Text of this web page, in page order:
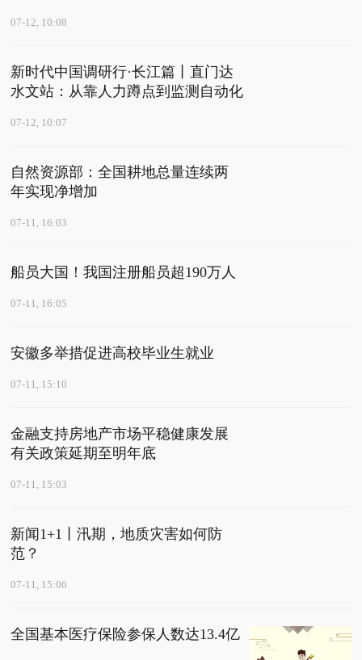
07-12, 10:08
新时代中国调研行·长江篇丨直门达
水文站：从靠人力蹲点到监测自动化
07-12, 10:07
自然资源部：全国耕地总量连续两
年实现净增加
07-11, 16:03
船员大国！我国注册船员超190万人
07-11, 16:05
安徽多举措促进高校毕业生就业
07-11, 15:10
金融支持房地产市场平稳健康发展
有关政策延期至明年底
07-11, 15:03
新闻1+1丨汛期，地质灾害如何防
范？
07-11, 15:06
全国基本医疗保险参保人数达13.4亿